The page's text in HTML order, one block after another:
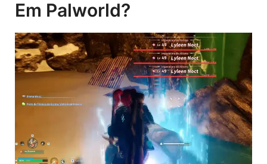
Em Palworld?